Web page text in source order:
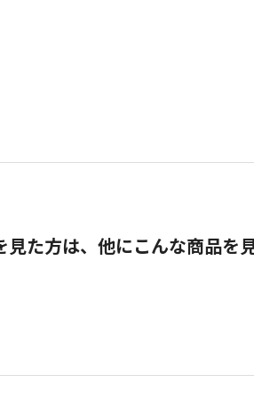
見た方は、他にこんな商品を